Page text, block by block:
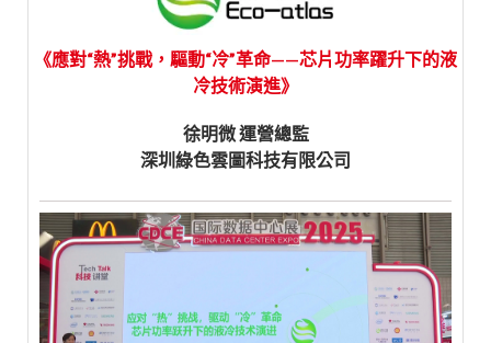
《應對“熱”挑戰，驅動“冷”革命——芯片功率躍升下的液
冷技術演進》
徐明微 運營總監
深圳綠色雲圖科技有限公司